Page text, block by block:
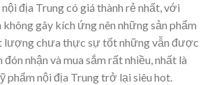
địa Trung có giá thành rẻ nhất, với
gây kích ứng nên những sản phẩm
lượng chưa thực sự tốt những vẫn được
nhận và mua sắm rất nhiều, nhất là
phẩm nội địa Trung trở lại siêu hot.